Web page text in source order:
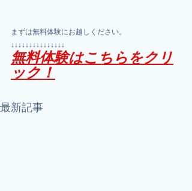
まずは無料体験にお越しください。
↓↓↓↓↓↓↓↓↓↓↓↓↓↓↓
無料体験はこちらをクリ
ック！
最新記事